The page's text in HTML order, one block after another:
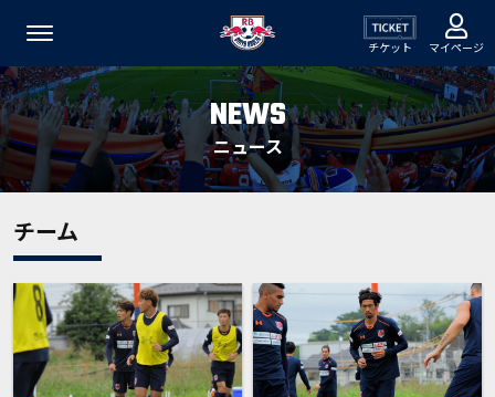
チケット マイページ
NEWS
ニュース
チーム